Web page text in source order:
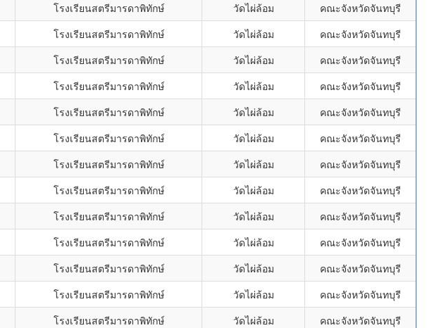
โรงเรียนสตรีมารดาพิทักษ์ วัดไผ่ล้อม
คณะจังหวัดจันทบุรี
โรงเรียนสตรีมารดาพิทักษ์ วัดไผ่ล้อม
คณะจังหวัดจันทบุรี
โรงเรียนสตรีมารดาพิทักษ์ วัดไผ่ล้อม
คณะจังหวัดจันทบุรี
โรงเรียนสตรีมารดาพิทักษ์ วัดไผ่ล้อม
คณะจังหวัดจันทบุรี
โรงเรียนสตรีมารดาพิทักษ์ วัดไผ่ล้อม
คณะจังหวัดจันทบุรี
โรงเรียนสตรีมารดาพิทักษ์ วัดไผ่ล้อม
คณะจังหวัดจันทบุรี
โรงเรียนสตรีมารดาพิทักษ์ วัดไผ่ล้อม
คณะจังหวัดจันทบุรี
โรงเรียนสตรีมารดาพิทักษ์ วัดไผ่ล้อม
คณะจังหวัดจันทบุรี
โรงเรียนสตรีมารดาพิทักษ์ วัดไผ่ล้อม
คณะจังหวัดจันทบุรี
โรงเรียนสตรีมารดาพิทักษ์ วัดไผ่ล้อม
คณะจังหวัดจันทบุรี
โรงเรียนสตรีมารดาพิทักษ์ วัดไผ่ล้อม
คณะจังหวัดจันทบุรี
โรงเรียนสตรีมารดาพิทักษ์ วัดไผ่ล้อม
คณะจังหวัดจันทบุรี
โรงเรียนสตรีมารดาพิทักษ์ วัดไผ่ล้อม
คณะจังหวัดจันทบุรี